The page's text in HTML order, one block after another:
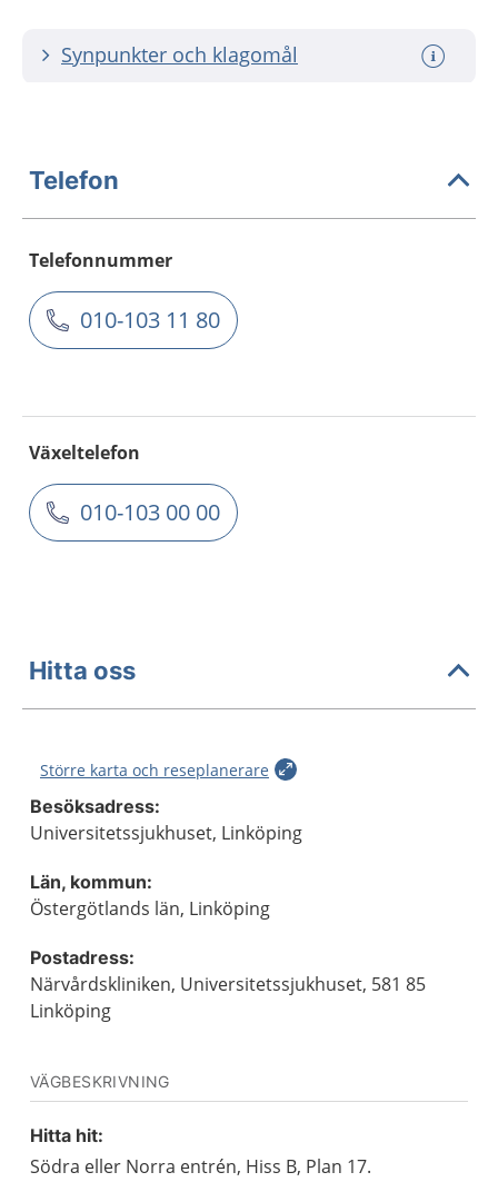
Synpunkter och klagomål
Telefon
Telefonnummer
010-103 11 80
Växeltelefon
010-103 00 00
Hitta oss
Större karta och reseplanerare
Besöksadress:
Universitetssjukhuset, Linköping
Län, kommun:
Östergötlands län, Linköping
Postadress:
Närvårdskliniken, Universitetssjukhuset, 581 85
Linköping
VÄGBESKRIVNING
Hitta hit:
Södra eller Norra entrén, Hiss B, Plan 17.